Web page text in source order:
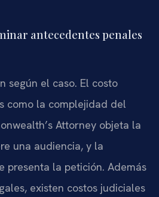
antecedentes penales
según el caso. El costo
como la complejidad del
Attorney objeta la
una audiencia, y la
presenta la petición. Además
existen costos judiciales